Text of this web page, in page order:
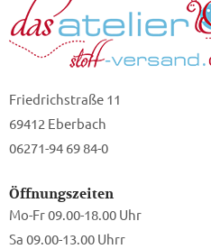
Friedrichstraße 11
69412 Eberbach
06271-94 69 84-0
Öffnungszeiten
Mo-Fr 09.00-18.00 Uhr
Sa 09.00-13.00 Uhrr